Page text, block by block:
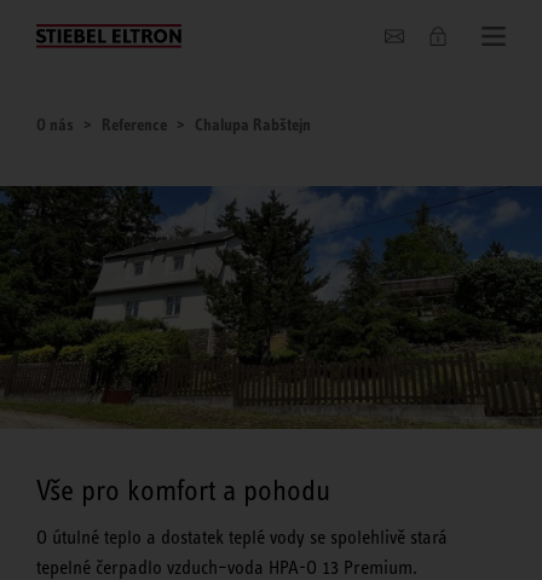
O nás
O nás Reference Chalupa Rabštejn
Vše pro komfort a pohodu
O útulné teplo a dostatek teplé vody se spolehlivě stará
tepelné čerpadlo vzduch–voda HPA-O 13 Premium.